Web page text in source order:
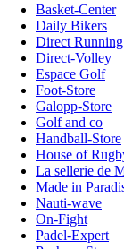
Basket-Center
Daily Bikers
Direct Running
Direct-Volley
Espace Golf
Foot-Store
Galopp-Store
Golf and co
Handball-Store
House of
La sellerie de
Made in
Nauti-wave
On-Fight
Padel-Expert